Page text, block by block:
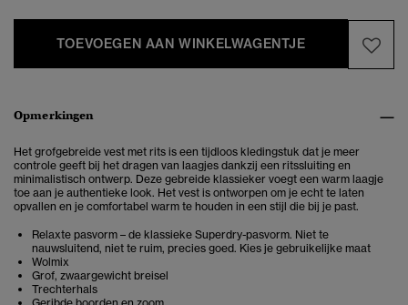
TOEVOEGEN AAN WINKELWAGENTJE
Opmerkingen
Het grofgebreide vest met rits is een tijdloos kledingstuk dat je meer
controle geeft bij het dragen van laagjes dankzij een ritssluiting en
minimalistisch ontwerp. Deze gebreide klassieker voegt een warm laagje
toe aan je authentieke look. Het vest is ontworpen om je echt te laten
opvallen en je comfortabel warm te houden in een stijl die bij je past.
Relaxte pasvorm – de klassieke Superdry-pasvorm. Niet te
nauwsluitend, niet te ruim, precies goed. Kies je gebruikelijke maat
Wolmix
Grof, zwaargewicht breisel
Trechterhals